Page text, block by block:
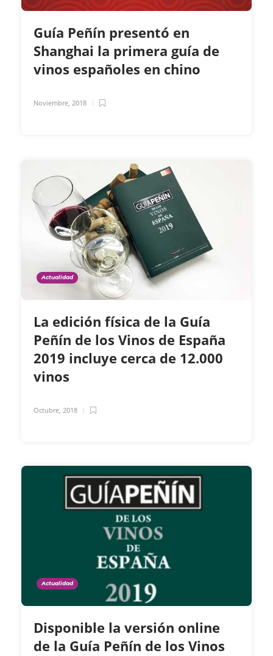
Guía Peñín presentó en
Shanghai la primera guía de
vinos españoles en chino
Noviembre, 2018
Actualidad
La edición física de la Guía
Peñín de los Vinos de España
2019 incluye cerca de 12.000
vinos
Octubre, 2018
Actualidad
Disponible la versión online
de la Guía Peñín de los Vinos